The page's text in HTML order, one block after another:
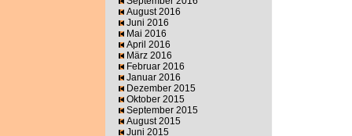
August 2016
Juni 2016
Mai 2016
April 2016
März 2016
Februar 2016
Januar 2016
Dezember 2015
Oktober 2015
September 2015
August 2015
Juni 2015